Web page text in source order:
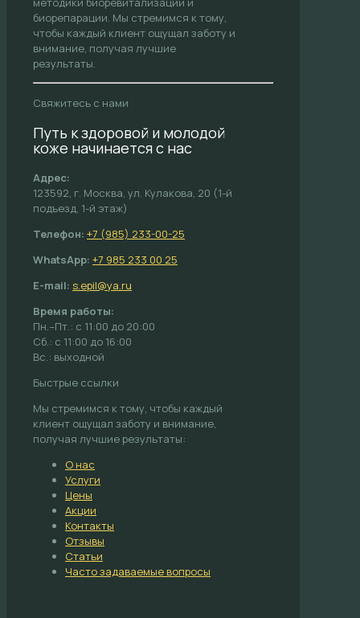
биорепарации. Мы стремимся к тому,
чтобы каждый клиент ощущал заботу и
внимание, получая лучшие
результаты.
Свяжитесь с нами
Путь к здоровой и молодой
коже начинается с нас
Адрес:
123592, г. Москва, ул. Кулакова, 20 (1-й
подъезд, 1-й этаж)
Телефон: +7 (985) 233-00-25
WhatsApp: +7 985 233 00 25
E-mail: s.epil@ya.ru
Время работы:
Пн.–Пт.: с 11:00 до 20:00
Сб.: с 11:00 до 16:00
Вс.: выходной
Быстрые ссылки
Мы стремимся к тому, чтобы каждый
клиент ощущал заботу и внимание,
получая лучшие результаты:
О нас
Услуги
Цены
Акции
Контакты
Отзывы
Статьи
Часто задаваемые вопросы